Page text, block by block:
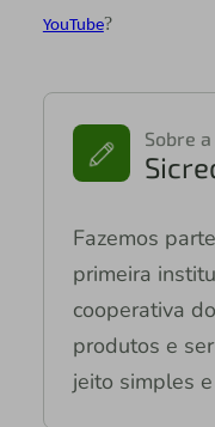
YouTube?
Sobre a
Fazemos
primeira
cooperativa
produtos e
jeito simples